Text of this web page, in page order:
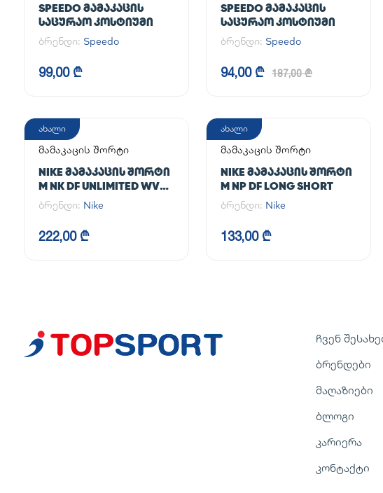
SPEEDO ᲛᲐᲛᲐᲙᲐᲪᲘᲡ
ᲡᲐᲪᲣᲠᲐᲝ ᲙᲝᲡᲢᲘᲣᲛᲘ
ბრენდი: Speedo
99,00 ₾
SPEEDO ᲛᲐᲛᲐᲙᲐᲪᲘᲡ
ᲡᲐᲪᲣᲠᲐᲝ ᲙᲝᲡᲢᲘᲣᲛᲘ
ბრენდი: Speedo
94,00 ₾ 187,00 ₾
ახალი
მამაკაცის შორტი
NIKE ᲛᲐᲛᲐᲙᲐᲪᲘᲡ ᲨᲝᲠᲢᲘ
M NK DF UNLIMITED WVN
7IN 2IN1
ბრენდი: Nike
222,00 ₾
ახალი
მამაკაცის შორტი
NIKE ᲛᲐᲛᲐᲙᲐᲪᲘᲡ ᲨᲝᲠᲢᲘ
M NP DF LONG SHORT
ბრენდი: Nike
133,00 ₾
ჩვენ
ბრენდები
მაღაზიები
ბლოგი
კარიერა
კონტაქტი